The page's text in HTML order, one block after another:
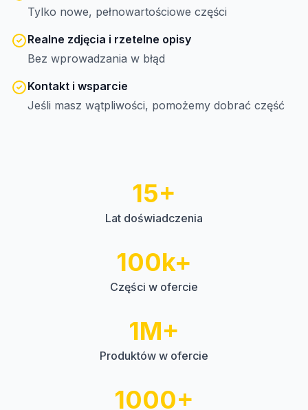
Tylko nowe, pełnowartościowe części
Realne zdjęcia i rzetelne opisy
Bez wprowadzania w błąd
Kontakt i wsparcie
Jeśli masz wątpliwości, pomożemy dobrać część
15+
Lat doświadczenia
100k+
Części w ofercie
1M+
Produktów w ofercie
1000+